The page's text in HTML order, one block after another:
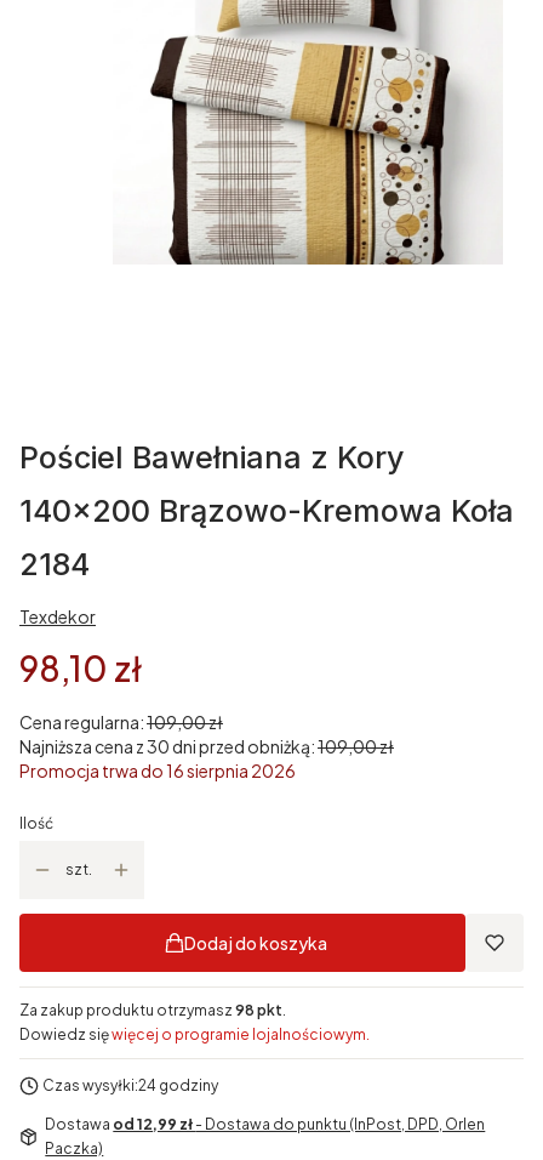
Pościel Bawełniana z Kory
140x200 Brązowo-Kremowa Koła
2184
Texdekor
98,10 zł
Cena regularna:109,00 zł
Najniższa cena z 30 dni przed obniżką:109,00 zł
Promocja trwa do 16 sierpnia 2026
Ilość
szt.
Dodaj do koszyka
Za zakup produktu otrzymasz 98 pkt.
Dowiedz sięwięcej o programie lojalnościowym.
Czas wysyłki:24 godziny
Dostawa od 12,99 zł - Dostawa do punktu (InPost, DPD, Orlen
Paczka)